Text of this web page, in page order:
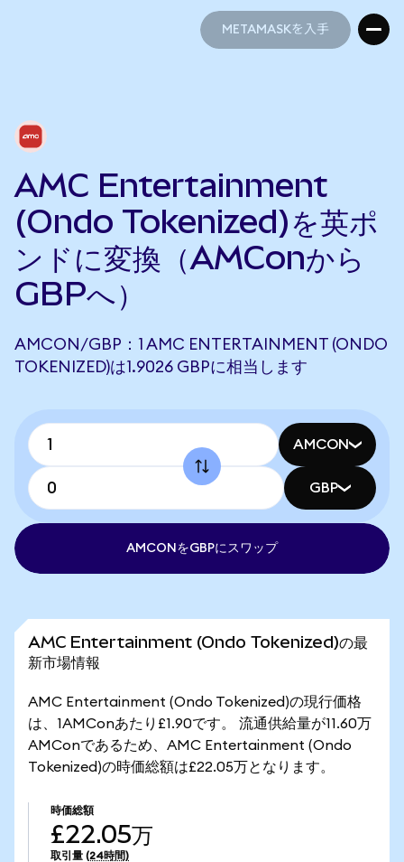
METAMASKを入手
AMC Entertainment
(Ondo Tokenized)を英ポ
ンドに変換（AMConから
GBPへ）
AMCON/GBP：1 AMC ENTERTAINMENT (ONDO
TOKENIZED)は1.9026 GBPに相当します
AMCON
GBP
AMCONをGBPにスワップ
AMC Entertainment (Ondo Tokenized)の最
新市場情報
AMC Entertainment (Ondo Tokenized)の現行価格
は、1AMConあたり£1.90です。 流通供給量が11.60万
AMConであるため、AMC Entertainment (Ondo
Tokenized)の時価総額は£22.05万となります。
時価総額
£22.05万
取引量 (24時間)